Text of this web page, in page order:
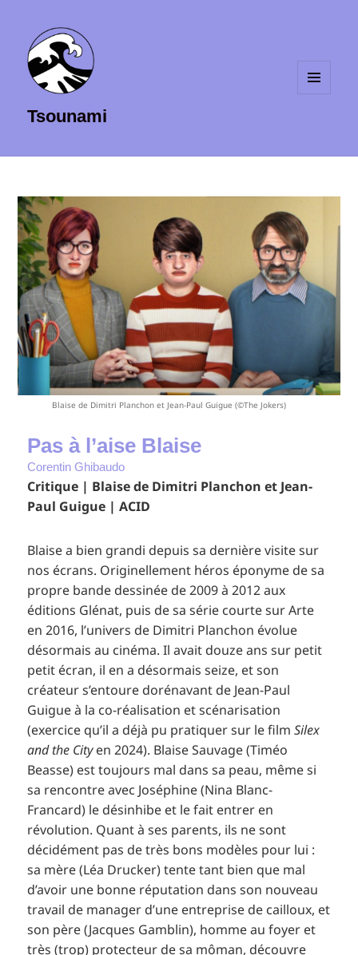
Tsounami
Blaise de Dimitri Planchon et Jean-Paul Guigue (©The Jokers)
Pas à l’aise Blaise
Corentin Ghibaudo
Critique | Blaise de Dimitri Planchon et Jean-
Paul Guigue | ACID
Blaise a bien grandi depuis sa dernière visite sur
nos écrans. Originellement héros éponyme de sa
propre bande dessinée de 2009 à 2012 aux
éditions Glénat, puis de sa série courte sur Arte
en 2016, l’univers de Dimitri Planchon évolue
désormais au cinéma. Il avait douze ans sur petit
petit écran, il en a désormais seize, et son
créateur s’entoure dorénavant de Jean-Paul
Guigue à la co-réalisation et scénarisation
(exercice qu’il a déjà pu pratiquer sur le filmSilex
and the Cityen 2024). Blaise Sauvage (Timéo
Beasse) est toujours mal dans sa peau, même si
sa rencontre avec Joséphine (Nina Blanc-
Francard) le désinhibe et le fait entrer en
révolution. Quant à ses parents, ils ne sont
décidément pas de très bons modèles pour lui :
sa mère (Léa Drucker) tente tant bien que mal
d’avoir une bonne réputation dans son nouveau
travail de manager d’une entreprise de cailloux, et
son père (Jacques Gamblin), homme au foyer et
très (trop) protecteur de sa môman, découvre